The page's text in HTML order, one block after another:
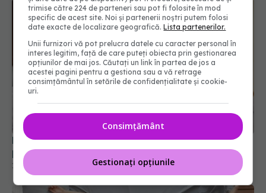
De ce mulți oameni dorm acoperiți, dar cu
picioarele descoperite
16 ian 2026, 20:45
trimise către 224 de parteneri sau pot fi folosite în mod
specific de acest site. Noi și partenerii noștri putem folosi
date exacte de localizare geografică.Lista partenerilor.
Unii furnizori vă pot prelucra datele cu caracter personal în
interes legitim, față de care puteți obiecta prin gestionarea
opțiunilor de mai jos. Căutați un link în partea de jos a
acestei pagini pentru a gestiona sau a vă retrage
consimțământul în setările de confidențialitate și cookie-
uri.
Consimțământ
Gestionați opțiunile